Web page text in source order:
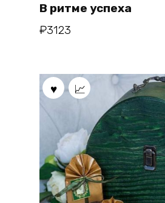
В ритме успеха
₽3123